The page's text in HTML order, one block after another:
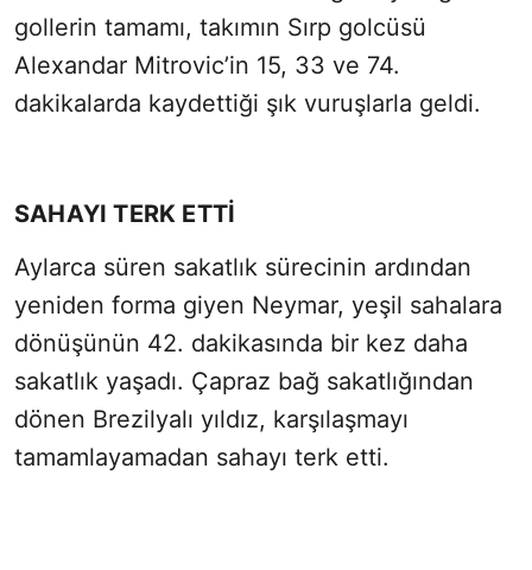
gollerin tamamı, takımın Sırp golcüsü
Alexandar Mitrovic’in 15, 33 ve 74.
dakikalarda kaydettiği şık vuruşlarla geldi.
SAHAYI TERK ETTİ
Aylarca süren sakatlık sürecinin ardından
yeniden forma giyen Neymar, yeşil sahalara
dönüşünün 42. dakikasında bir kez daha
sakatlık yaşadı. Çapraz bağ sakatlığından
dönen Brezilyalı yıldız, karşılaşmayı
tamamlayamadan sahayı terk etti.